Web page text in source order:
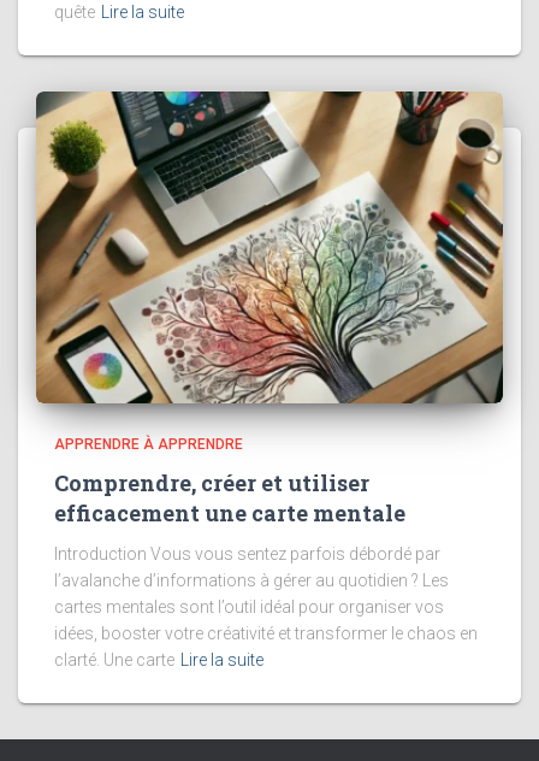
quête Lire la suite
APPRENDRE À APPRENDRE
Comprendre, créer et utiliser
efficacement une carte mentale
Introduction Vous vous sentez parfois débordé par
l’avalanche d’informations à gérer au quotidien ? Les
cartes mentales sont l’outil idéal pour organiser vos
idées, booster votre créativité et transformer le chaos en
clarté. Une carte
Lire la suite